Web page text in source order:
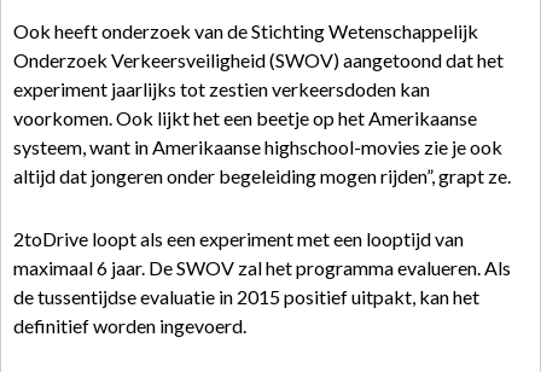
Ook heeft onderzoek van de Stichting Wetenschappelijk
Onderzoek Verkeersveiligheid (SWOV) aangetoond dat het
experiment jaarlijks tot zestien verkeersdoden kan
voorkomen. Ook lijkt het een beetje op het Amerikaanse
systeem, want in Amerikaanse highschool-movies zie je ook
altijd dat jongeren onder begeleiding mogen rijden”, grapt ze.
2toDrive loopt als een experiment met een looptijd van
maximaal 6 jaar. De SWOV zal het programma evalueren. Als
de tussentijdse evaluatie in 2015 positief uitpakt, kan het
definitief worden ingevoerd.